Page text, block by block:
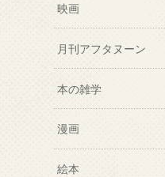
映画
月刊アフタヌーン
本の雑学
漫画
絵本